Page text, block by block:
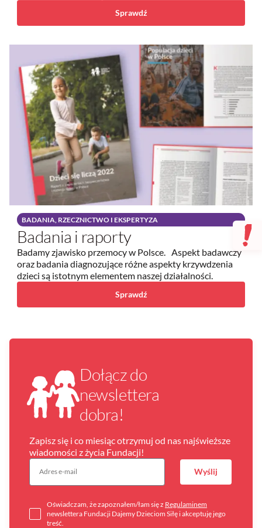
Sprawdź
BADANIA, RZECZNICTWO I EKSPERTYZA
Badania i raporty
Badamy zjawisko przemocy w Polsce. Aspekt badawczy
oraz badania diagnozujące różne aspekty krzywdzenia
dzieci są istotnym elementem naszej działalności.
Sprawdź
Dołącz do
newslettera
dobra!
Zapisz się i co miesiąc otrzymuj od nas najświeższe
wiadomości z życia Fundacji!
Oświadczam, że zapoznałem/łam się z Regulaminem
newslettera Fundacji Dajemy Dzieciom Siłę i akceptuję jego
treść.
Wyślij